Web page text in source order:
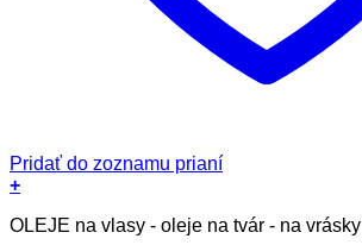
Pridať do zoznamu prianí
+
OLEJE na vlasy - oleje na tvár - na vrásky